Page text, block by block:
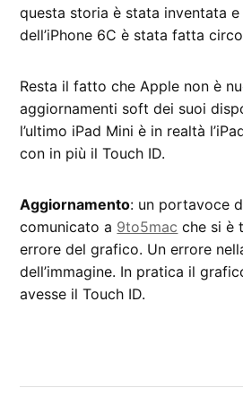
questa storia è stata inventata e
dell’iPhone 6C è stata fatta
Resta il fatto che Apple non è
aggiornamenti soft dei suoi
l’ultimo iPad Mini è in realtà
con in più il Touch ID.
Aggiornamento: un portavoce
comunicato a 9to5mac che si è
errore del grafico. Un errore
dell’immagine. In pratica il
avesse il Touch ID.